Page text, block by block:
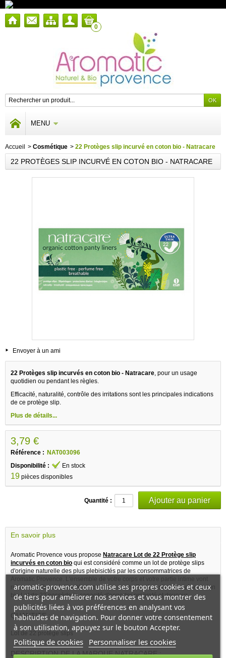
0
MENU
Accueil > Cosmétique > 22 Protèges slip incurvé en coton bio - Natracare
22 PROTÈGES SLIP INCURVÉ EN COTON BIO - NATRACARE
Envoyer à un ami
22 Protèges slip incurvés en coton bio - Natracare, pour un usage
quotidien ou pendant les règles.
Efficacité, naturalité, contrôle des irritations sont les principales indications
de ce protège slip.
Plus de détails...
3,79 €
Référence : NAT003096
Disponibilité :
En stock
19 pièces disponibles
Quantité :
En savoir plus
Aromatic Provence vous propose Natracare Lot de 22 Protège slip
incurvés en coton bio qui est considéré comme un lot de protège slips
d'origine naturelle des plus plebisictés par les consommatrices de
Aromatic Provence. L'ensemble de votre corps et votre partie intime vont
retrouver efficacité, liberté et confiance car ce Protège slip incurvé en coton
bio Lot de 22 possède la capacité d'apporter propreté et douceur.
QUANTITE :
Lot de 22 protège slips
DESCRIPTION DE LA MARQUE NATRACARE :
aromatic-provence.com utilise ses propres cookies et ceux
de tiers pour améliorer nos services et vous montrer des
publicités liées à vos préférences en analysant vos
habitudes de navigation. Pour donner votre consentement
à son utilisation, appuyez sur le bouton Accepter.
Politique de cookies Personnaliser les cookies